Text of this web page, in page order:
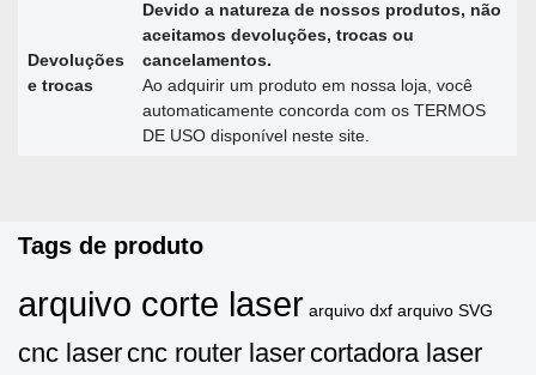
Devoluções
e trocas
Devido a natureza de nossos produtos, não
aceitamos devoluções, trocas ou
cancelamentos.
Ao adquirir um produto em nossa loja, você
automaticamente concorda com os TERMOS
DE USO disponível neste site.
Tags de produto
arquivo corte laser arquivo dxf arquivo SVG
cnc laser cnc router laser cortadora laser